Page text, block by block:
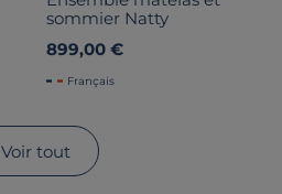
sommier Natty
899,00 €
Français
Voir tout